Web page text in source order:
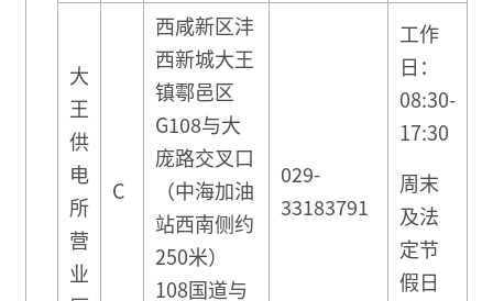
大
王
供
电
所
营
业
C
西咸新区沣
西新城大王
镇鄠邑区
G108与大
庞路交叉口
（中海加油
站西南侧约
250米）
108国道与
029-
33183791
工作
日：
08:30-
17:30
周末
及法
定节
假日